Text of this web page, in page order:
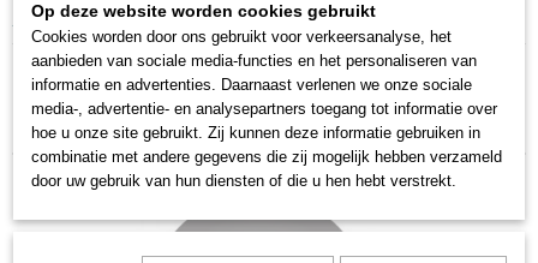
Home>Feestshop>Babyshower
Sorteer op:
Op deze website worden cookies gebruikt
Cookies worden door ons gebruikt voor verkeersanalyse, het
aanbieden van sociale media-functies en het personaliseren van
informatie en advertenties. Daarnaast verlenen we onze sociale
media-, advertentie- en analysepartners toegang tot informatie over
hoe u onze site gebruikt. Zij kunnen deze informatie gebruiken in
combinatie met andere gegevens die zij mogelijk hebben verzameld
door uw gebruik van hun diensten of die u hen hebt verstrekt.